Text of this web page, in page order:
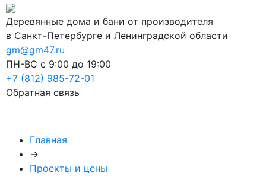
Деревянные дома и бани от производителя
в Санкт-Петербурге и Ленинградской области
gm@gm47.ru
ПН-ВС с 9:00 до 19:00
+7 (812) 985-72-01
Обратная связь
Главная
→
Проекты и цены